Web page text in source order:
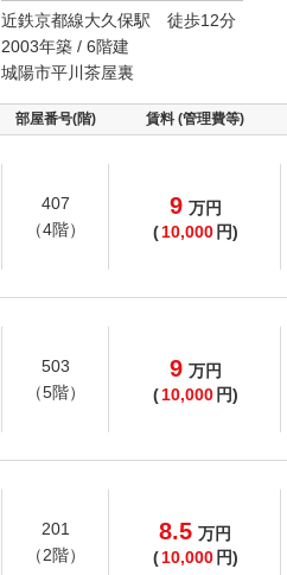
近鉄京都線大久保駅 徒歩12分
2003年築 / 6階建
城陽市平川茶屋裏
部屋番号(階) 賃料 (管理費等)
407
（4階）
9 万円
( 10,000 円)
503
（5階）
9 万円
( 10,000 円)
201
（2階）
8.5 万円
( 10,000 円)